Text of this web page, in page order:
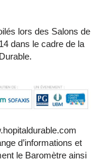
lors des Salons de
dans le cadre de la
d’informations et
le Baromètre ainsi